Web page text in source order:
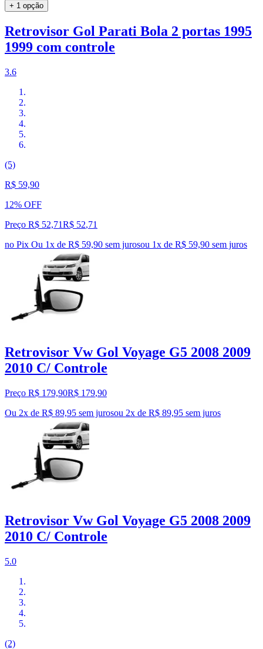
+ 1 opção
Retrovisor Gol Parati Bola 2 portas 1995
1999 com controle
3.6
(5)
R$ 59,90
12% OFF
Preço R$ 52,71R$ 52,71
no Pix Ou 1x de R$ 59,90 sem jurosou 1x de R$ 59,90 sem juros
Retrovisor Vw Gol Voyage G5 2008 2009
2010 C/ Controle
Preço R$ 179,90R$ 179,90
Ou 2x de R$ 89,95 sem jurosou 2x de R$ 89,95 sem juros
Retrovisor Vw Gol Voyage G5 2008 2009
2010 C/ Controle
5.0
(2)